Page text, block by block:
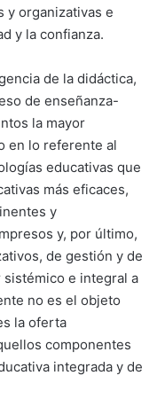
y organizativas e
y la confianza.
de la didáctica,
de enseñanza-
la mayor
en lo referente al
educativas que
más eficaces,
y
y, por último,
de gestión y de
e integral a
no es el objeto
la oferta
componentes
integrada y de